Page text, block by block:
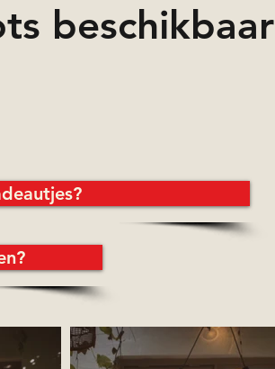
beschikbaar